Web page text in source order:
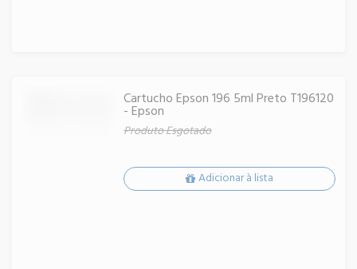
Cartucho Epson 196 5ml Preto T196120
- Epson
Produto Esgotado
Adicionar à lista